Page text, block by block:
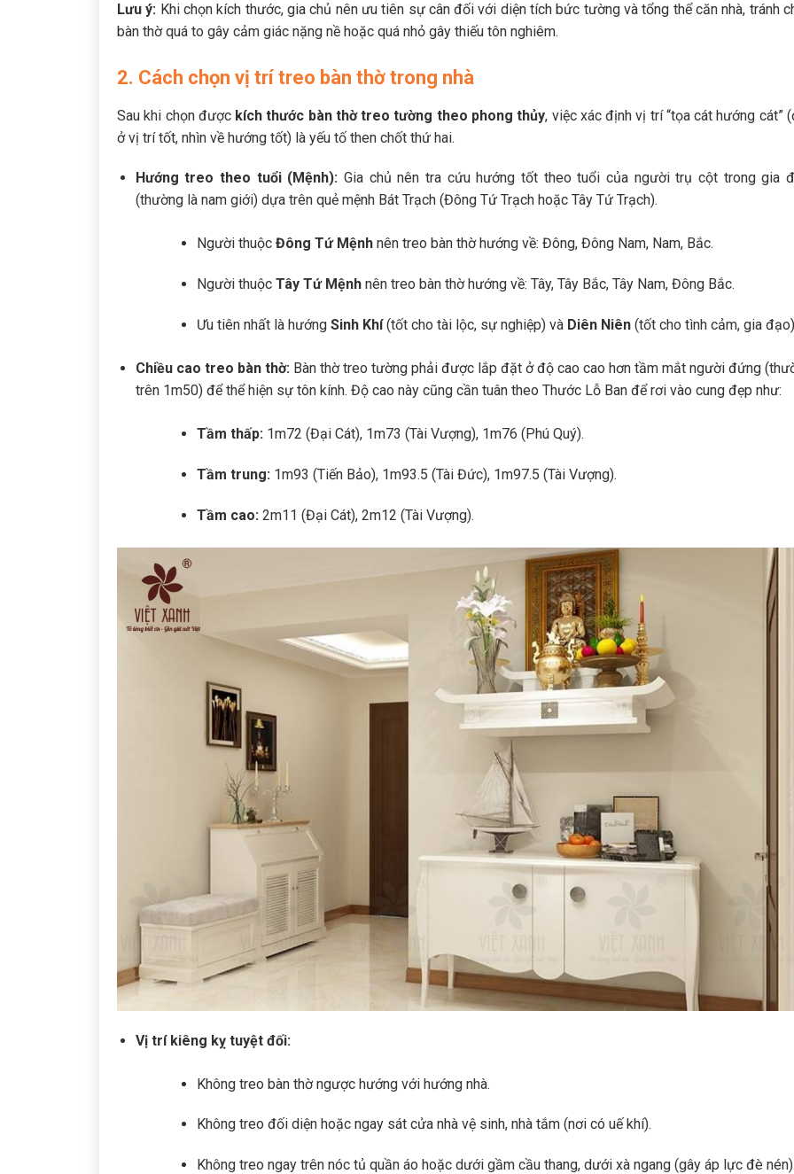
Lưu ý: Khi chọn kích thước, gia chủ nên ưu tiên sự cân đối với diện tích bức tường và tổng thể căn nhà, tránh
bàn thờ quá to gây cảm giác nặng nề hoặc quá nhỏ gây thiếu tôn nghiêm.
2. Cách chọn vị trí treo bàn thờ trong nhà
Sau khi chọn được kích thước bàn thờ treo tường theo phong thủy, việc xác định vị trí “tọa cát hướng cát”
ở vị trí tốt, nhìn về hướng tốt) là yếu tố then chốt thứ hai.
Hướng treo theo tuổi (Mệnh): Gia chủ nên tra cứu hướng tốt theo tuổi của người trụ cột trong gia
(thường là nam giới) dựa trên quẻ mệnh Bát Trạch (Đông Tứ Trạch hoặc Tây Tứ Trạch).
Người thuộc Đông Tứ Mệnhnên treo bàn thờ hướng về: Đông, Đông Nam, Nam, Bắc.
Người thuộc Tây Tứ Mệnhnên treo bàn thờ hướng về: Tây, Tây Bắc, Tây Nam, Đông Bắc.
Ưu tiên nhất là hướng Sinh Khí(tốt cho tài lộc, sự nghiệp) và Diên Niên(tốt cho tình cảm, gia
Chiều cao treo bàn thờ:Bàn thờ treo tường phải được lắp đặt ở độ cao cao hơn tầm mắt người đứng
trên 1m50) để thể hiện sự tôn kính. Độ cao này cũng cần tuân theo Thước Lỗ Ban để rơi vào cung đẹp như:
Tầm thấp:1m72 (Đại Cát), 1m73 (Tài Vượng), 1m76 (Phú Quý).
Tầm trung: 1m93 (Tiến Bảo), 1m93.5 (Tài Đức), 1m97.5 (Tài Vượng).
Tầm cao: 2m11 (Đại Cát), 2m12 (Tài Vượng).
Vị trí kiêng kỵ tuyệt đối:
Không treo bàn thờ ngược hướng với hướng nhà.
Không treo đối diện hoặc ngay sát cửa nhà vệ sinh, nhà tắm (nơi có uế khí).
Không treo ngay trên nóc tủ quần áo hoặc dưới gầm cầu thang, dưới xà ngang (gây áp lực đè